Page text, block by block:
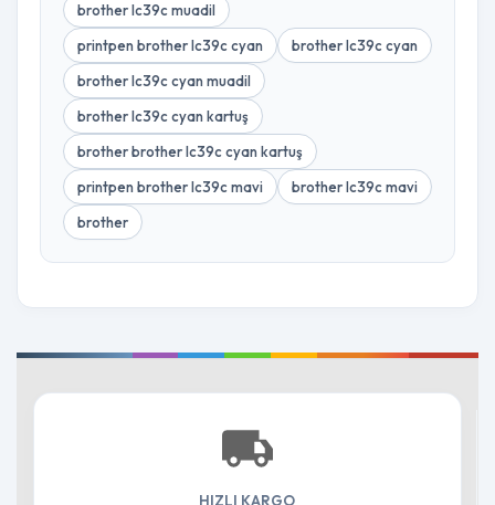
brother lc39c muadil
printpen brother lc39c cyan
brother lc39c cyan
brother lc39c cyan muadil
brother lc39c cyan kartuş
brother brother lc39c cyan kartuş
printpen brother lc39c mavi
brother lc39c mavi
brother
HIZLI KARGO